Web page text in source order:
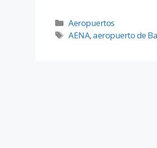
Aeropuertos
AENA,aeropuerto de